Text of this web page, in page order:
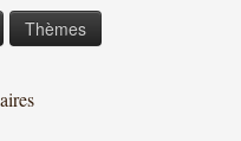
Thèmes